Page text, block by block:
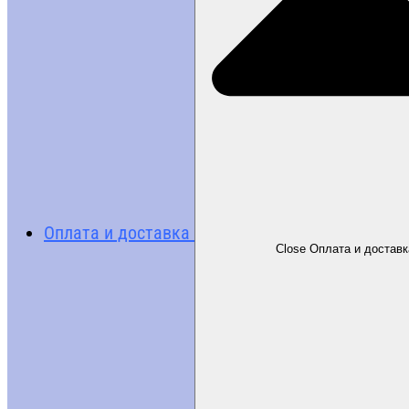
Оплата и доставка
Close Оплата и